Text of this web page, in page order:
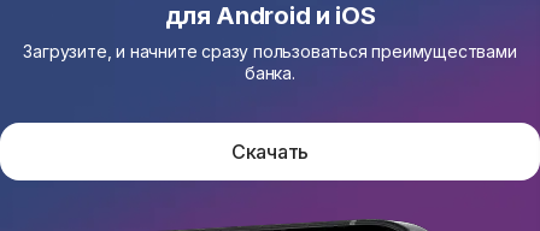
для Android и iOS
Загрузите, и начните сразу пользоваться преимуществами
банка.
Скачать